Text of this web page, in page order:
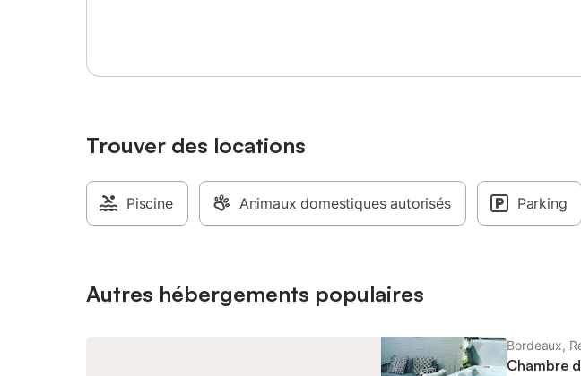
culture viticole renommée de la ville.
urbaine ! Caractéristiques : Intérieur -
Salon spacieux avec des sièges
confortables et accès à un balcon -
simples - Chambre avec lit king size
Trouver des locations
Piscine Animaux domestiques autorisés Parking
Autres hébergements populaires
Bordeaux,
Chambre